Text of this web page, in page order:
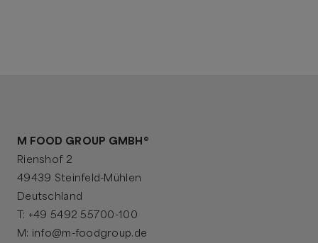
M FOOD GROUP GMBH®
Rienshof 2
49439 Steinfeld-Mühlen
Deutschland
T: +49 5492 55700-100
M: info@m-foodgroup.de